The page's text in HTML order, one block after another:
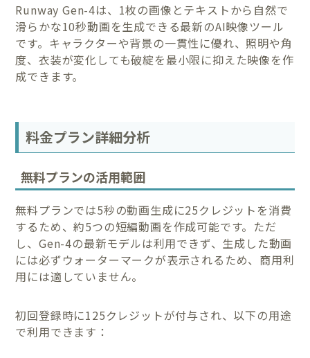
Runway Gen-4は、1枚の画像とテキストから自然で
滑らかな10秒動画を生成できる最新のAI映像ツール
です。キャラクターや背景の一貫性に優れ、照明や角
度、衣装が変化しても破綻を最小限に抑えた映像を作
成できます。
料金プラン詳細分析
無料プランの活用範囲
無料プランでは5秒の動画生成に25クレジットを消費
するため、約5つの短編動画を作成可能です。ただ
し、Gen-4の最新モデルは利用できず、生成した動画
には必ずウォーターマークが表示されるため、商用利
用には適していません。
初回登録時に125クレジットが付与され、以下の用途
で利用できます：